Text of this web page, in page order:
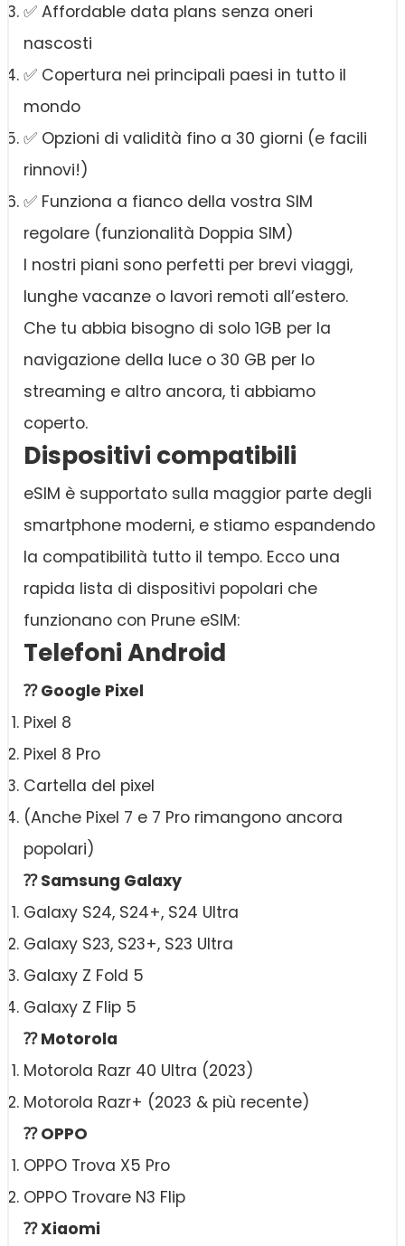
✅ Affordable data plans senza oneri
nascosti
✅ Copertura nei principali paesi in tutto il
mondo
✅ Opzioni di validità fino a 30 giorni (e facili
rinnovi!)
✅ Funziona a fianco della vostra SIM
regolare (funzionalità Doppia SIM)
I nostri piani sono perfetti per brevi viaggi,
lunghe vacanze o lavori remoti all’estero.
Che tu abbia bisogno di solo 1GB per la
navigazione della luce o 30 GB per lo
streaming e altro ancora, ti abbiamo
coperto.
Dispositivi compatibili
eSIM è supportato sulla maggior parte degli
smartphone moderni, e stiamo espandendo
la compatibilità tutto il tempo. Ecco una
rapida lista di dispositivi popolari che
funzionano con Prune eSIM:
Telefoni Android
⁇ Google Pixel
Pixel 8
Pixel 8 Pro
Cartella del pixel
(Anche Pixel 7 e 7 Pro rimangono ancora
popolari)
⁇ Samsung Galaxy
Galaxy S24, S24+, S24 Ultra
Galaxy S23, S23+, S23 Ultra
Galaxy Z Fold 5
Galaxy Z Flip 5
⁇ Motorola
Motorola Razr 40 Ultra (2023)
Motorola Razr+ (2023 & più recente)
⁇ OPPO
OPPO Trova X5 Pro
OPPO Trovare N3 Flip
⁇ Xiaomi